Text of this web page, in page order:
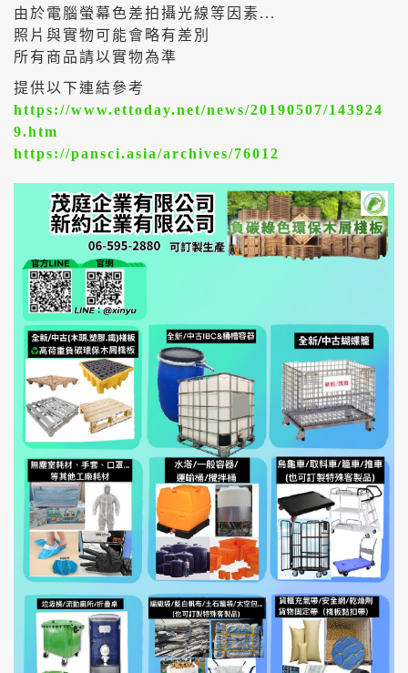
由於電腦螢幕色差拍攝光線等因素...
照片與實物可能會略有差別
所有商品請以實物為準
提供以下連結參考
https://www.ettoday.net/news/20190507/143924
9.htm
https://pansci.asia/archives/76012